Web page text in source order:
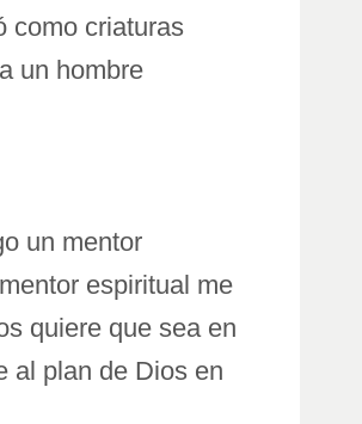
como criaturas
un hombre
un mentor
espiritual me
quiere que sea en
al plan de Dios en